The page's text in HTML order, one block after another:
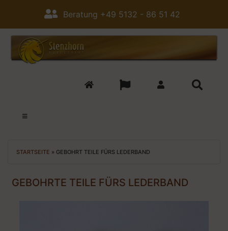
Beratung +49 5132 - 86 51 42
STARTSEITE » GEBOHRT TEILE FÜRS LEDERBAND
GEBOHRTE TEILE FÜRS LEDERBAND